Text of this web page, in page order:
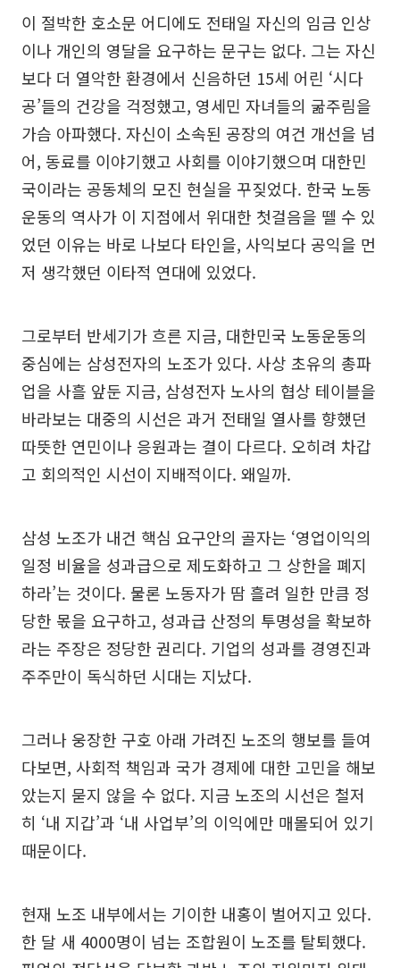
이 절박한 호소문 어디에도 전태일 자신의 임금 인상
이나 개인의 영달을 요구하는 문구는 없다. 그는 자신
보다 더 열악한 환경에서 신음하던 15세 어린 ‘시다
공’들의 건강을 걱정했고, 영세민 자녀들의 굶주림을
가슴 아파했다. 자신이 소속된 공장의 여건 개선을 넘
어, 동료를 이야기했고 사회를 이야기했으며 대한민
국이라는 공동체의 모진 현실을 꾸짖었다. 한국 노동
운동의 역사가 이 지점에서 위대한 첫걸음을 뗄 수 있
었던 이유는 바로 나보다 타인을, 사익보다 공익을 먼
저 생각했던 이타적 연대에 있었다.
그로부터 반세기가 흐른 지금, 대한민국 노동운동의
중심에는 삼성전자의 노조가 있다. 사상 초유의 총파
업을 사흘 앞둔 지금, 삼성전자 노사의 협상 테이블을
바라보는 대중의 시선은 과거 전태일 열사를 향했던
따뜻한 연민이나 응원과는 결이 다르다. 오히려 차갑
고 회의적인 시선이 지배적이다. 왜일까.
삼성 노조가 내건 핵심 요구안의 골자는 ‘영업이익의
일정 비율을 성과급으로 제도화하고 그 상한을 폐지
하라’는 것이다. 물론 노동자가 땀 흘려 일한 만큼 정
당한 몫을 요구하고, 성과급 산정의 투명성을 확보하
라는 주장은 정당한 권리다. 기업의 성과를 경영진과
주주만이 독식하던 시대는 지났다.
그러나 웅장한 구호 아래 가려진 노조의 행보를 들여
다보면, 사회적 책임과 국가 경제에 대한 고민을 해보
았는지 묻지 않을 수 없다. 지금 노조의 시선은 철저
히 ‘내 지갑’과 ‘내 사업부’의 이익에만 매몰되어 있기
때문이다.
현재 노조 내부에서는 기이한 내홍이 벌어지고 있다.
한 달 새 4000명이 넘는 조합원이 노조를 탈퇴했다.